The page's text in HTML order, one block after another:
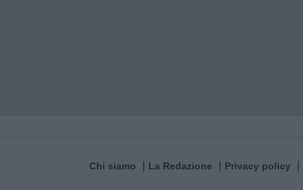
Chi siamo La Redazione Privacy policy